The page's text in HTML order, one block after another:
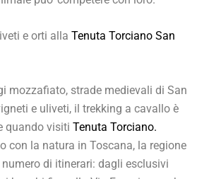
e orti alla Tenuta Torciano San
mozzafiato, strade medievali di San
e uliveti, il trekking a cavallo è
quando visiti Tenuta Torciano.
con la natura in Toscana, la regione
di itinerari: dagli esclusivi